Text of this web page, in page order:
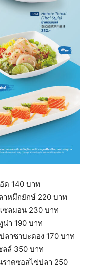
ด 140 บาท
าหมึกยักษ์ 220 บาท
ซลมอน 230 บาท
น่า 190 บาท
ลาซาบะดอง 170 บาท
ลล์ 350 บาท
าดซอสไข่ปลา 250